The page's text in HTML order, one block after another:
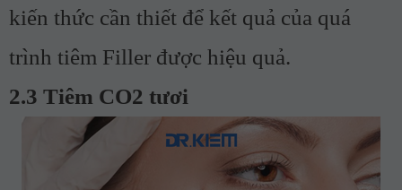
kiến thức cần thiết để kết quả của quá
trình tiêm Filler được hiệu quả.
2.3 Tiêm CO2 tươi